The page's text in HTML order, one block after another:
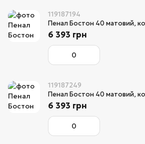
119187194
Пенал Бостон 40 матовий,
6 393 грн
119187249
Пенал Бостон 40 матовий,
6 393 грн